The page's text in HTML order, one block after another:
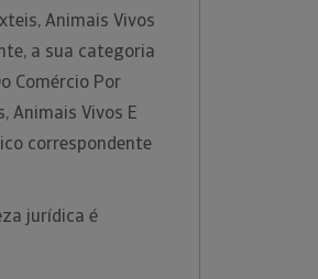
Animais Vivos
a sua categoria
Comércio Por
Animais Vivos E
correspondente
jurídica é